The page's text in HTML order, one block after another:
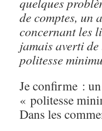
de comptes, un
concernant les
jamais averti
politesse
Je confirme :
« politesse
Dans les